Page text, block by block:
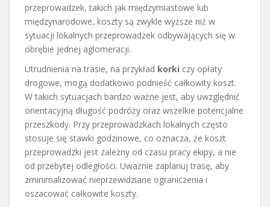
przeprowadzek, takich jak międzymiastowe lub
międzynarodowe, koszty są zwykle wyższe niż w
sytuacji lokalnych przeprowadzek odbywających się w
obrębie jednej aglomeracji.
Utrudnienia na trasie, na przykład korki czy opłaty
drogowe, mogą dodatkowo podnieść całkowity koszt.
W takich sytuacjach bardzo ważne jest, aby uwzględnić
orientacyjną długość podróży oraz wszelkie potencjalne
przeszkody. Przy przeprowadzkach lokalnych często
stosuje się stawki godzinowe, co oznacza, że koszt
przeprowadzki jest zależny od czasu pracy ekipy, a nie
od przebytej odległości. Uważnie zaplanuj trasę, aby
zminimalizować nieprzewidziane ograniczenia i
oszacować całkowite koszty.